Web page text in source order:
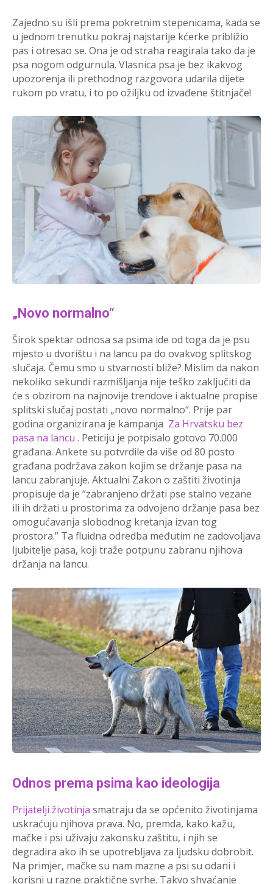
Zajedno su išli prema pokretnim stepenicama, kada se
u jednom trenutku pokraj najstarije kćerke približio
pas i otresao se. Ona je od straha reagirala tako da je
psa nogom odgurnula. Vlasnica psa je bez ikakvog
upozorenja ili prethodnog razgovora udarila dijete
rukom po vratu, i to po ožiljku od izvađene štitnjače!
„Novo normalno“
Širok spektar odnosa sa psima ide od toga da je psu
mjesto u dvorištu i na lancu pa do ovakvog splitskog
slučaja. Čemu smo u stvarnosti bliže? Mislim da nakon
nekoliko sekundi razmišljanja nije teško zaključiti da
će s obzirom na najnovije trendove i aktualne propise
splitski slučaj postati „novo normalno“. Prije par
godina organizirana je kampanja Za Hrvatsku bez
pasa na lancu . Peticiju je potpisalo gotovo 70.000
građana. Ankete su potvrdile da više od 80 posto
građana podržava zakon kojim se držanje pasa na
lancu zabranjuje. Aktualni Zakon o zaštiti životinja
propisuje da je “zabranjeno držati pse stalno vezane
ili ih držati u prostorima za odvojeno držanje pasa bez
omogućavanja slobodnog kretanja izvan tog
prostora.” Ta fluidna odredba međutim ne zadovoljava
ljubitelje pasa, koji traže potpunu zabranu njihova
držanja na lancu.
Odnos prema psima kao ideologija
Prijatelji životinja smatraju da se općenito životinjama
uskraćuju njihova prava. No, premda, kako kažu,
mačke i psi uživaju zakonsku zaštitu, i njih se
degradira ako ih se upotrebljava za ljudsku dobrobit.
Na primjer, mačke su nam mazne a psi su odani i
korisni u razne praktične svrhe. Takvo shvaćanje